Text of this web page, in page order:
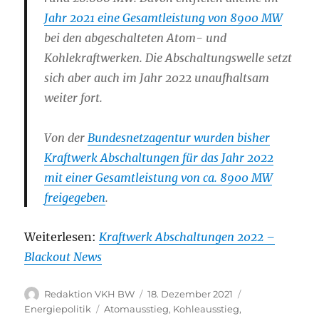
Jahr 2021 eine Gesamtleistung von 8900 MW
bei den abgeschalteten Atom- und
Kohlekraftwerken. Die Abschaltungswelle setzt
sich aber auch im Jahr 2022 unaufhaltsam
weiter fort.
Von der Bundesnetzagentur wurden bisher
Kraftwerk Abschaltungen für das Jahr 2022
mit einer Gesamtleistung von ca. 8900 MW
freigegeben.
Weiterlesen: Kraftwerk Abschaltungen 2022 –
Blackout News
Autor
Redaktion VKH BW
Veröffentlicht
am
18. Dezember 2021
Energiepolitik
Schlagwörter
Atomausstieg, Kohleausstieg,